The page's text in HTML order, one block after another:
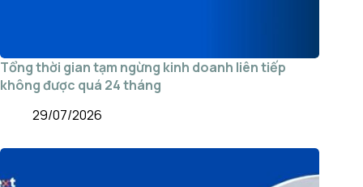
Tổng thời gian tạm ngừng kinh doanh liên tiếp
không được quá 24 tháng
29/07/2026